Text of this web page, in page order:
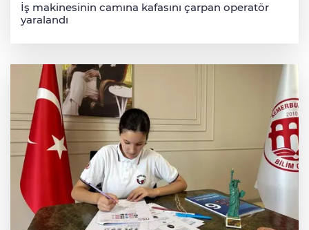
İş makinesinin camına kafasını çarpan operatör
yaralandı